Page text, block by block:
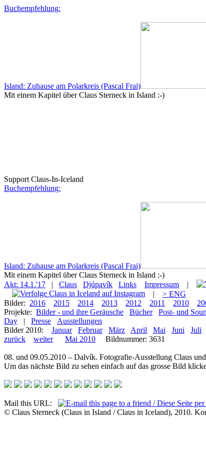
Buchempfehlung:
Island: Zuhause am Polarkreis (Pascal Frai)
Mit einem Kapitel über Claus Sterneck in Island :-)
Support Claus-In-Iceland
Buchempfehlung:
Island: Zuhause am Polarkreis (Pascal Frai)
Mit einem Kapitel über Claus Sterneck in Island :-)
Akt: 14.1.'17
| Claus Djúpavík Links Impressum
|
|
> ENG
Bilder: 2016 2015 2014 2013 2012 2011 2010
Projekte: Bilder - und ihre Geräusche Bücher Post- und
Day
| Presse
Ausstellungen
Bilder 2010:
Januar Februar März April Mai Juni Juli
zurück
weiter Mai 2010 Bildnummer: 3631
08. und 09.05.2010 – Dalvík. Fotografie-Ausstellung Claus
Um das nächste Bild zu sehen einfach auf das grosse Bild
Mail this URL:
© Claus Sterneck (Claus in Island / Claus in Iceland), 2010.